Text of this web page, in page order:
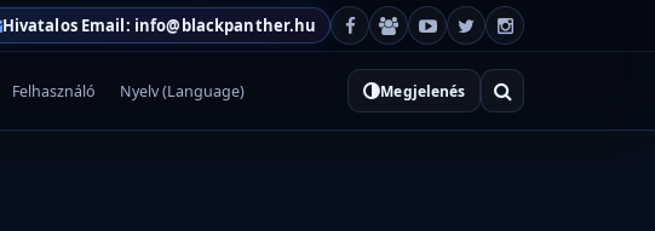
Hivatalos Email: info@blackpanther.hu
Felhasználó Nyelv (Language) Megjelenés